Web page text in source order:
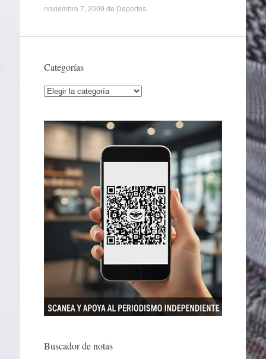
noviembre 7, 2009 de Deportes.
Categorías
Categorías
Buscador de notas